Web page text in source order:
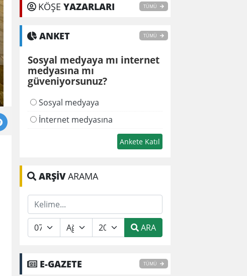
KÖŞE YAZARLARI TÜMÜ
ANKET TÜMÜ
Sosyal medyaya mı internet
medyasına mı
güveniyorsunuz?
Sosyal medyaya
İnternet medyasına
ARŞİVARAMA
ARA
E-GAZETE TÜMÜ